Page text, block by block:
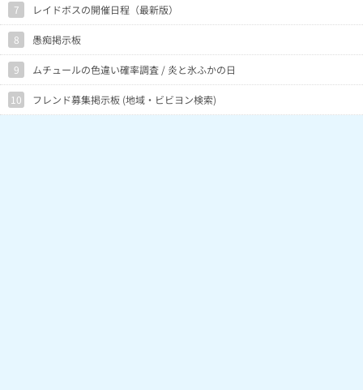
7 レイドボスの開催日程（最新版）
8 愚痴掲示板
9 ムチュールの色違い確率調査 / 炎と氷ふかの日
10 フレンド募集掲示板 (地域・ビビヨン検索)